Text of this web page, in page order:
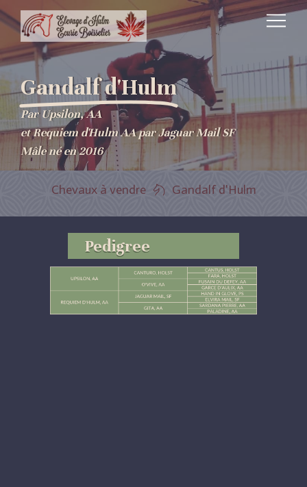
Gandalf d'Hulm
Par Upsilon, AA
et Requiem d'Hulm AA par Jaguar Mail SF
Mâle né en 2016
Chevaux à vendre Gandalf d'Hulm
Pedigree